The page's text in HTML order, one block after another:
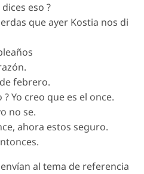
eso ?
que ayer Kostia nos di
febrero.
Yo creo que es el once.
no se.
ahora estos seguro.
al tema de referencia